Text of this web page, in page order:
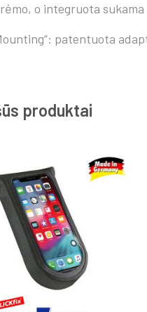
o integruota
patentuota
produktai